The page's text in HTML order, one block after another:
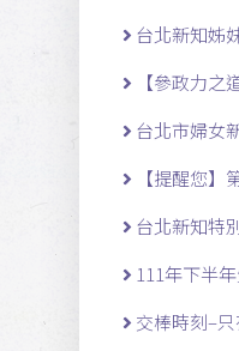
台北新知姊
【參政力之
台北市婦女
【提醒您】
台北新知特
111年下半
交棒時刻–